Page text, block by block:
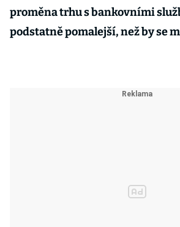
proměna trhu s bankovními
podstatně pomalejší, než by se